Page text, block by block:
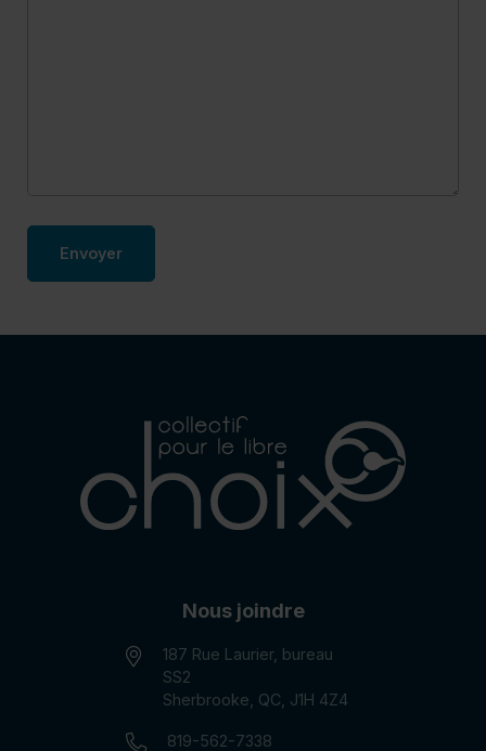
Nous joindre
187 Rue Laurier, bureau
SS2
Sherbrooke, QC, J1H 4Z4
Numéro de téléphone:
819-562-7338